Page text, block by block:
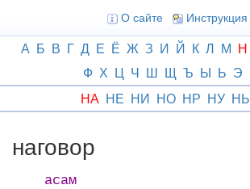
О сайте Инструкция
А Б В Г Д Е Ё Ж З И Й К Л М Н
Ф Х Ц Ч Ш Щ Ъ Ы Ь Э
НА НЕ НИ НО НР НУ
наговор
асам